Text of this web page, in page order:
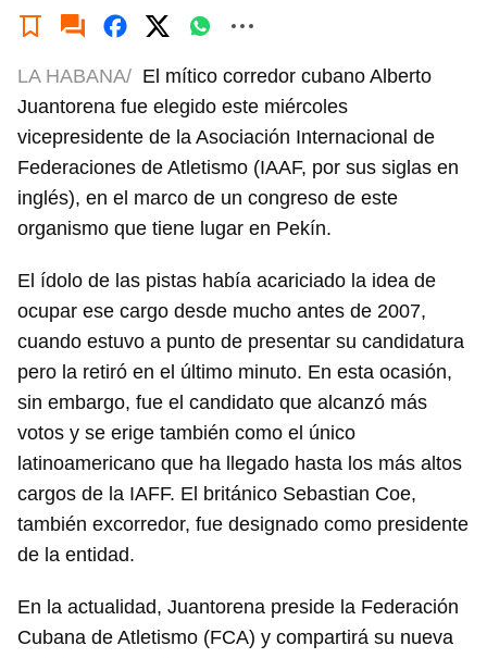
LA HABANA/ El mítico corredor cubano Alberto
Juantorena fue elegido este miércoles
vicepresidente de la Asociación Internacional de
Federaciones de Atletismo (IAAF, por sus siglas en
inglés), en el marco de un congreso de este
organismo que tiene lugar en Pekín.
El ídolo de las pistas había acariciado la idea de
ocupar ese cargo desde mucho antes de 2007,
cuando estuvo a punto de presentar su candidatura
pero la retiró en el último minuto. En esta ocasión,
sin embargo, fue el candidato que alcanzó más
votos y se erige también como el único
latinoamericano que ha llegado hasta los más altos
cargos de la IAFF. El británico Sebastian Coe,
también excorredor, fue designado como presidente
de la entidad.
En la actualidad, Juantorena preside la Federación
Cubana de Atletismo (FCA) y compartirá su nueva